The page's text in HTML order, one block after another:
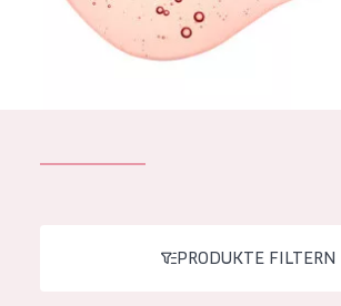
ALLE PRODUKTE
inhaltsstoffe
PRODUKTE FILTERN